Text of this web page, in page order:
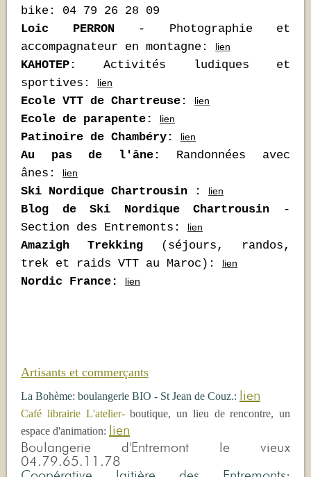
bike: 04 79 26 28 09
Loic PERRON
- Photographie et
accompagnateur en montagne:
lien
KAHOTEP:
Activités ludiques et
sportives:
lien
Ecole VTT de Chartreuse: lien
Ecole de parapente: lien
Patinoire de Chambéry: lien
Au pas de l'âne:
Randonnées avec
ânes:
lien
Ski Nordique Chartrousin : lien
Blog de Ski Nordique Chartrousin -
Section des Entremonts:
lien
Amazigh Trekking
(séjours, randos,
trek et raids VTT au Maroc):
lien
Nordic France: lien
Artisants et commerçants
La Bohème: boulangerie BIO - St Jean de Couz.: lien
Café librairie L'atelier-boutique, un lieu de rencontre, un
espace d'animation: lien
Boulangerie d'Entremont le vieux
04.79.65.11.78
Coopérative laitière des Entremonts: